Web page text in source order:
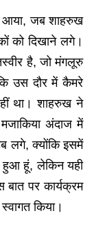
आया, जब शाहरुख
को दिखाने लगे।
है, जो मंगलूरु
उस दौर में कैमरे
था। शाहरुख ने
अंदाज में
लगे, क्योंकि इसमें
हुआ हूं, लेकिन यही
पर कार्यक्रम
किया।